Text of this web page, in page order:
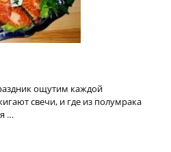
ощутим каждой
свечи, и где из полумрака
…